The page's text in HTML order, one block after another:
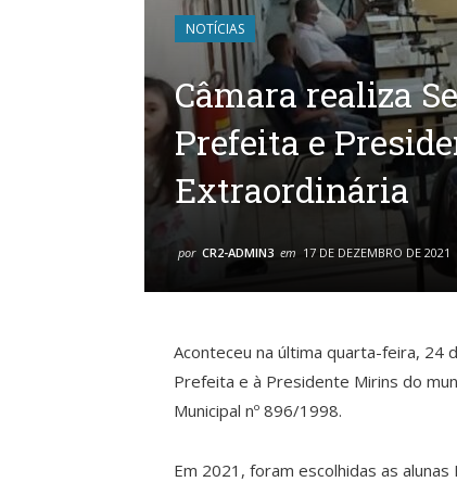
NOTÍCIAS
Câmara realiza
Prefeita e
Extraordinária
por CR2-ADMIN3 em 17 DE DEZEMBRO DE 2021
Aconteceu na última quarta-feira, 24
Prefeita e à Presidente Mirins do
Municipal nº 896/1998.
Em 2021, foram escolhidas as